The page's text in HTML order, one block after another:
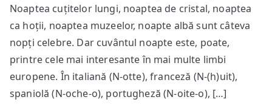
fost
președinte
Noaptea cuțitelor lungi, noaptea de cristal, noaptea
ca hoții, noaptea muzeelor, noapte albă sunt câteva
nopți celebre. Dar cuvântul noapte este, poate,
printre cele mai interesante în mai multe limbi
europene. În italiană (N-otte), franceză (N-(h)uit),
spaniolă (N-oche-o), portugheză (N-oite-o), […]